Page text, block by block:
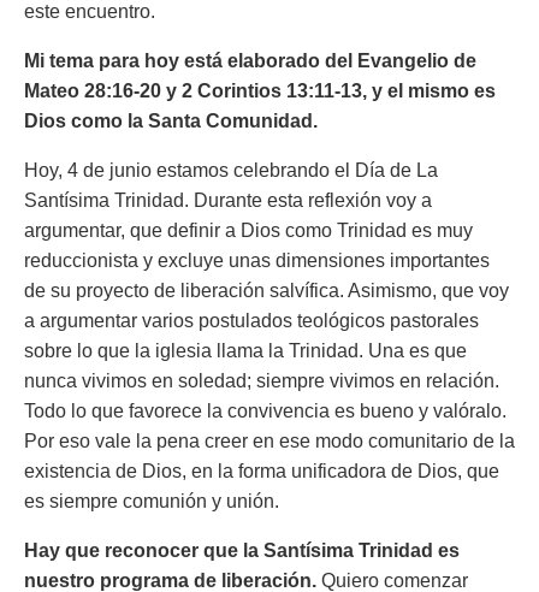
este encuentro.
Mi tema para hoy está elaborado del Evangelio de
Mateo 28:16-20 y 2 Corintios 13:11-13, y el mismo es
Dios como la Santa Comunidad.
Hoy, 4 de junio estamos celebrando el Día de La
Santísima Trinidad. Durante esta reflexión voy a
argumentar, que definir a Dios como Trinidad es muy
reduccionista y excluye unas dimensiones importantes
de su proyecto de liberación salvífica. Asimismo, que voy
a argumentar varios postulados teológicos pastorales
sobre lo que la iglesia llama la Trinidad. Una es que
nunca vivimos en soledad; siempre vivimos en relación.
Todo lo que favorece la convivencia es bueno y valóralo.
Por eso vale la pena creer en ese modo comunitario de la
existencia de Dios, en la forma unificadora de Dios, que
es siempre comunión y unión.
Hay que reconocer que la Santísima Trinidad es
nuestro programa de liberación. Quiero comenzar